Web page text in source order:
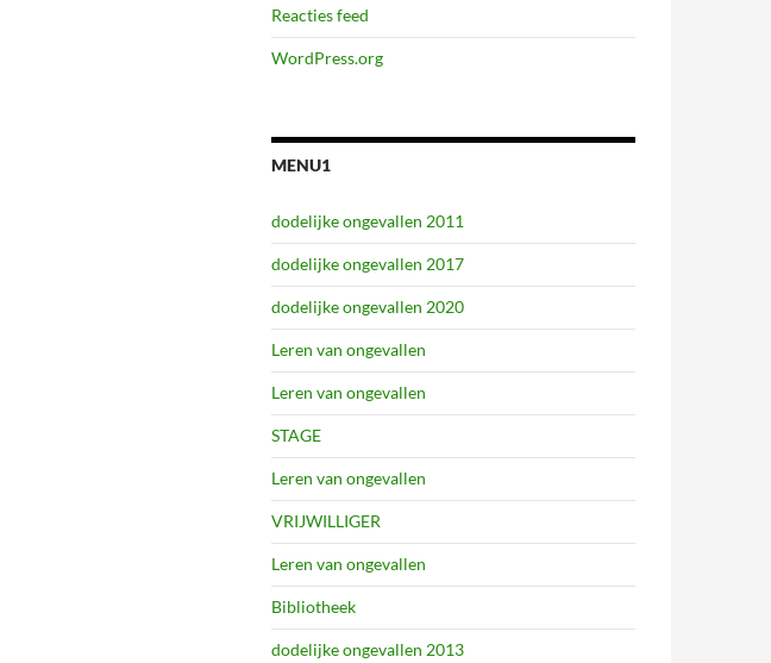
Reacties feed
WordPress.org
MENU1
dodelijke ongevallen 2011
dodelijke ongevallen 2017
dodelijke ongevallen 2020
Leren van ongevallen
Leren van ongevallen
STAGE
Leren van ongevallen
VRIJWILLIGER
Leren van ongevallen
Bibliotheek
dodelijke ongevallen 2013